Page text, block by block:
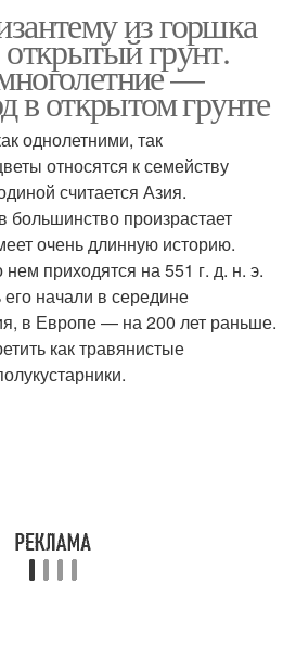
Комнатная хризантема
из горшка
грунт.
—
в открытом грунте
однолетними, так
относятся к семейству
считается Азия.
большинство произрастает
очень длинную историю.
приходятся на 551 г. д. н. э.
начали в середине
в Европе — на 200 лет раньше.
как травянистые